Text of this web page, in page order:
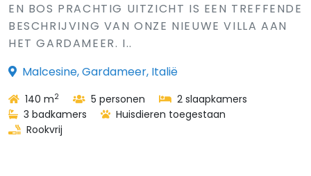
EN BOS PRACHTIG UITZICHT IS EEN TREFFENDE
BESCHRIJVING VAN ONZE NIEUWE VILLA AAN
HET GARDAMEER. I..
Malcesine, Gardameer, Italië
140 m2 5 personen
2 slaapkamers
3 badkamers
Huisdieren toegestaan
Rookvrij